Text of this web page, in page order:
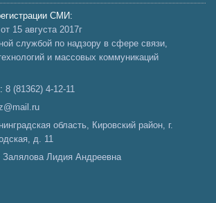
СМИ:
15 августа 2017г
службой по надзору в сфере связи,
и массовых коммуникаций
8 (81362) 4-12-11
область, Кировский район, г.
д. 11
Залялова Лидия Андреевна